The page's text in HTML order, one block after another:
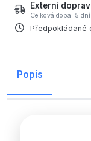
Externí
Celková doba: 5 dní
Předpokládané
Popis